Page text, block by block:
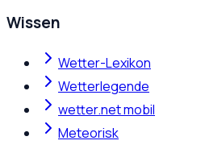
Wissen
Wetter-Lexikon
Wetterlegende
wetter.net mobil
Meteorisk